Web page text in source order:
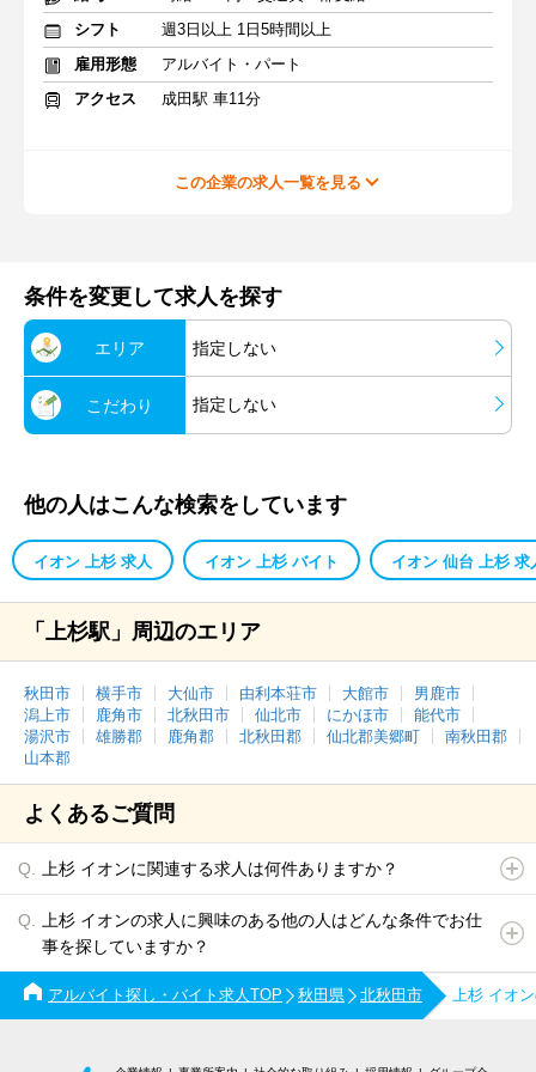
シフト
週3日以上 1日5時間以上
雇用形態
アルバイト・パート
アクセス
成田駅 車11分
この企業の求人一覧を見る
条件を変更して求人を探す
エリア 指定しない
こだわり 指定しない
他の人はこんな検索をしています
イオン 上杉 求人 イオン 上杉 バイト イオン 仙台 上杉 求
「上杉駅」周辺のエリア
秋田市 横手市 大仙市 由利本荘市 大館市
男鹿市
潟上市
鹿角市 北秋田市 仙北市 にかほ市
能代市
湯沢市
雄勝郡 鹿角郡 北秋田郡 仙北郡美郷町
南秋田郡
山本郡
よくあるご質問
上杉 イオンに関連する求人は何件ありますか？
上杉 イオンの求人に興味のある他の人はどんな条件でお仕
事を探していますか？
アルバイト探し・バイト求人TOP 秋田県 北秋田市 上杉 イオ